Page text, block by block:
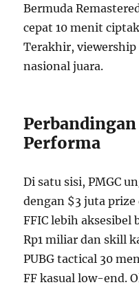
Bermuda
cepat 10 menit
Terakhir,
nasional juara.
Performa
Di satu sisi, PMGC
dengan $3 juta
FFIC lebih aksesibel
Rp1 miliar dan skill
PUBG tactical 30
FF kasual low-end.